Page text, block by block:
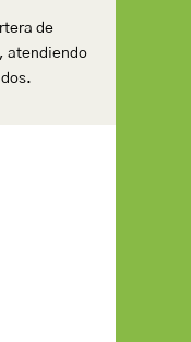
de
atendiendo